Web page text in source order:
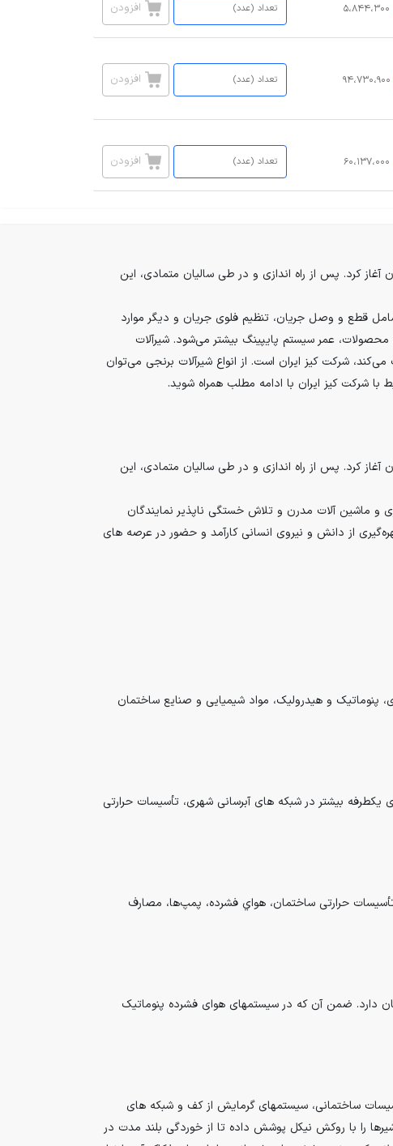
۵،۸۴۴،۳۰۰
۹۴،۷۳۰،۹۰۰
۶۰،۱۳۷،۰۰۰
های کشویی برنجی در ایران آغاز کرد. پس از راه اندازی و در طی سالیان متمادی، این
شامل قطع و وصل جریان، تنظیم فلوی جریان و دیگر موارد
عمر سیستم پایپینگ بیشتر می‌شود. شیرآلات
شرکت کیز ایران است. از انواع شیرآلات برنجی می‌توان
با شرکت کیز ایران با ادامه مطلب همراه شوید.
های کشویی برنجی در ایران آغاز کرد. پس از راه اندازی و در طی سالیان متمادی، این
و ماشین آلات مدرن و تلاش خستگی ناپذیر نمایندگان
از دانش و نیروی انسانی کارآمد و حضور در عرصه های
پنوماتیک و هیدرولیک، مواد شیمیایی و صنایع ساختمان
یکطرفه بیشتر در شبکه های آبرسانی شهری، تأسیسات حرارتی
حرارتی ساختمان، هواي فشرده، پمپ‌ها، مصارف
دارد. ضمن آن که در سیستمهای هوای فشرده پنوماتیک
ساختمانی، سیستمهای گرمایش از کف و شبکه های
را با روکش نیکل پوشش داده تا از خوردگی بلند مدت در